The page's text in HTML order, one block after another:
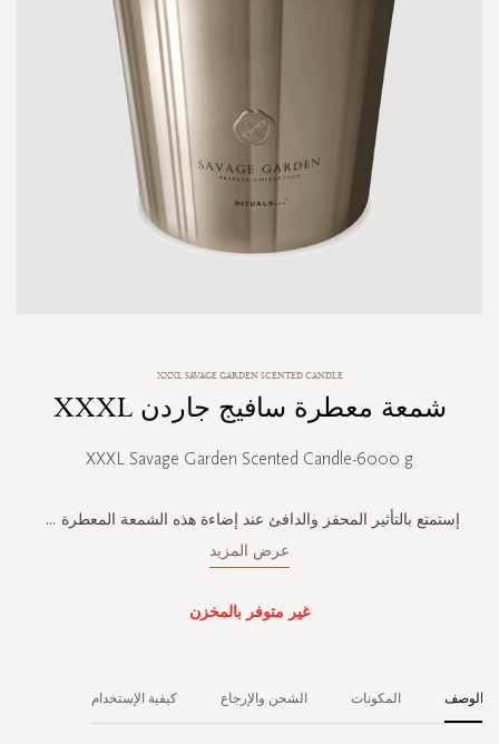
gallery
XXXL SAVAGE GARDEN SCENTED CANDLE
شمعة معطرة سافيج جاردن XXXL
XXXL Savage Garden Scented Candle-6000 g
إستمتع بالتأثير المحفز والدافئ عند إضاءة هذه الشمعة المعطرة ...
عرض المزيد
غير متوفر بالمخزن
الوصف المكونات الشحن والإرجاع كيفية الإستخدام